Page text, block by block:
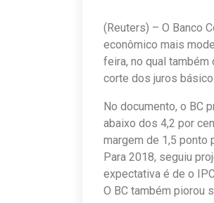
(Reuters) – O Banco
econômico mais
feira, no qual também
corte dos juros
No documento, o BC
abaixo dos 4,2 por
margem de 1,5 ponto
Para 2018, seguiu
expectativa é de o
O BC também piorou